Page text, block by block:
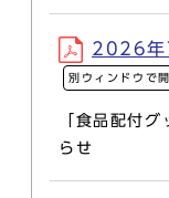
2026
別ウィンドウで
「食品配付
らせ